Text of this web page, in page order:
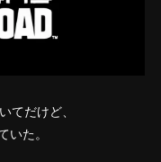
てだけど、
いた。